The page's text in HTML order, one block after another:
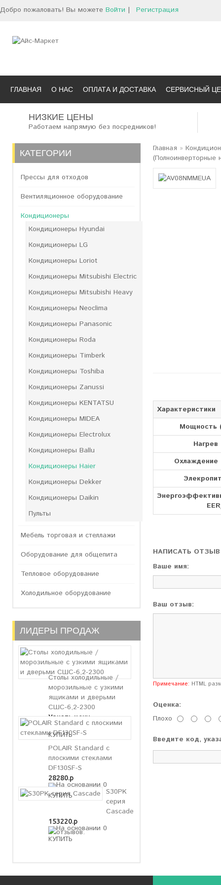
Добро пожаловать! Вы можете Войти | Регистрация
ГЛАВНАЯ О НАС ОПЛАТА И ДОСТАВКА СЕРВИСНЫЙ
НИЗКИЕ ЦЕНЫ
Работаем напрямую без посредников!
КАТЕГОРИИ
Прессы для отходов
Вентиляционное оборудование
Кондиционеры
Кондиционеры Hyundai
Кондиционеры LG
Кондиционеры Loriot
Кондиционеры Mitsubishi Electric
Кондиционеры Mitsubishi Heavy
Кондиционеры Neoclima
Кондиционеры Panasonic
Кондиционеры Roda
Кондиционеры Timberk
Кондиционеры Toshiba
Кондиционеры Zanussi
Кондиционеры KENTATSU
Кондиционеры MIDEA
Кондиционеры Electrolux
Кондиционеры Ballu
Кондиционеры Haier
Кондиционеры Dekker
Кондиционеры Daikin
Пульты
Мебель торговая и стеллажи
Оборудование для общепита
Тепловое оборудование
Холодильное оборудование
ЛИДЕРЫ ПРОДАЖ
Столы холодильные /
морозильные с узкими
ящиками и дверьми
СШС-6,2-2300
Узнать цену
POLAIR Standard с
плоскими стеклами
DF130SF-S
28280.р
S30PK
серия
Cascade
153220.р
Главная »
(Полноинверторные
Характеристики
Мощность
Нагрев
Охлаждение
НАПИСАТЬ ОТЗЫВ
Ваше имя:
Ваш отзыв:
Примечание: HTML
Оценка:
Плохо
Введите код,